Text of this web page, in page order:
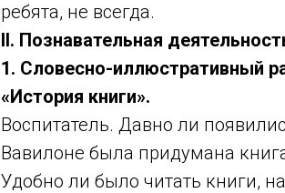
ребята, не всегда.
II. Познавательная
1. Словесно-иллюстративный
«История книги».
Воспитатель. Давно ли
Вавилоне была придумана
Удобно ли было читать книги,